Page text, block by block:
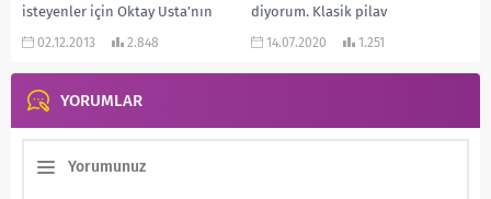
isteyenler için Oktay Usta’nın
harika bir tarifi… MALZEMELERİ: 2
02.12.2013 2.848
diyorum. Klasik pilav
tariflerinden biraz çıkıp, içine
14.07.2020 1.251
YORUMLAR